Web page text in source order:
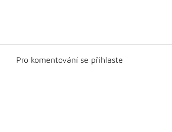
Pro komentování se přihlaste